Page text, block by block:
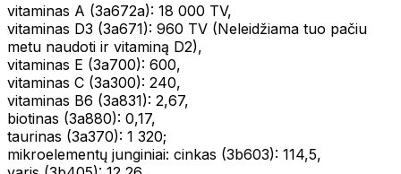
vitaminas A (3a672a): 18 000 TV,
vitaminas D3 (3a671): 960 TV (Neleidžiama tuo pačiu
metu naudoti ir vitaminą D2),
vitaminas E (3a700): 600,
vitaminas C (3a300): 240,
vitaminas B6 (3a831): 2,67,
biotinas (3a880): 0,17,
taurinas (3a370): 1 320;
mikroelementų junginiai: cinkas (3b603): 114,5,